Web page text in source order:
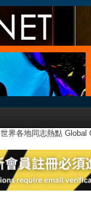
世界各地同志熱點